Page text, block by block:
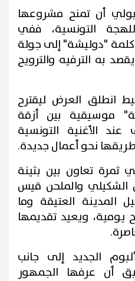
أن تمنح مشروعها
التونسية، ففي
"دوليشة" إلى جولة
به الترفيه والترويح
انطلق العرض ليقترح
موسيقية بين أزقة
عند الأغنية التونسية
نحو أعمال جديدة.
ثمرة تعاون بين بثينة
الشكيلي والملحن قيس
المدينة العتيقة وما
يومية، ويعيد تقديمها
الجديد إلى جانب
أن عرفها الجمهور